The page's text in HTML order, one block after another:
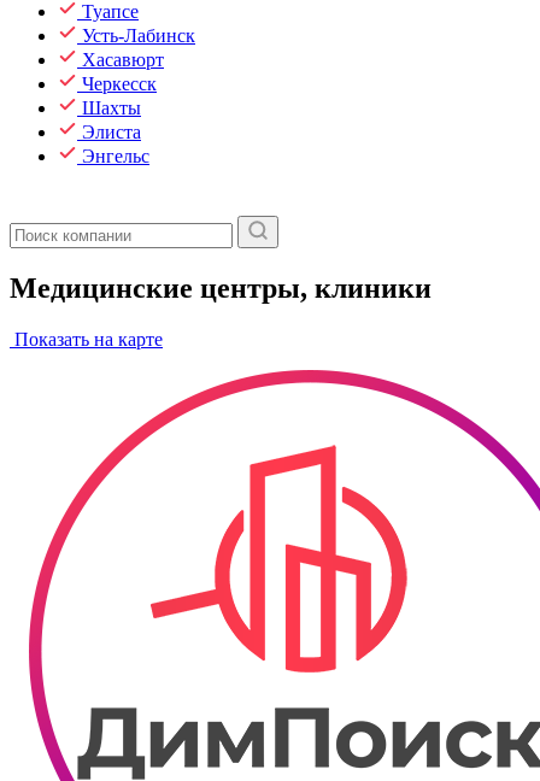
Туапсе
Усть-Лабинск
Хасавюрт
Черкесск
Шахты
Элиста
Энгельс
Медицинские центры, клиники
Показать на карте